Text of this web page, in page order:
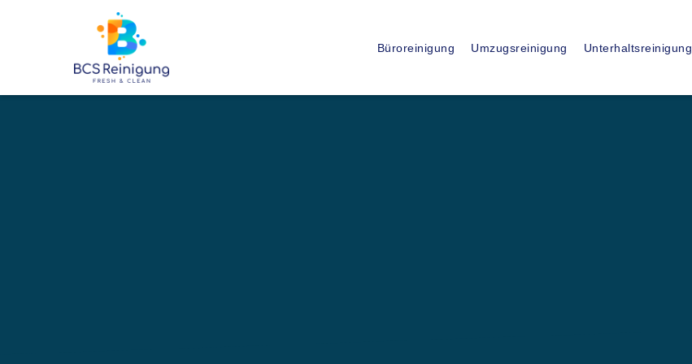
Büroreinigung Umzugsreinigung Unterhaltsreinigung
6500
BETREUTE OBJEKTE 15+